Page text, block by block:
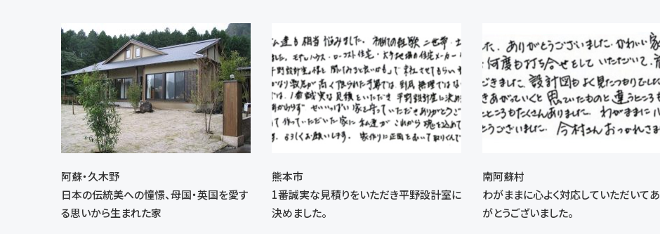
阿蘇・久木野
日本の伝統美への憧憬、母国・英国を愛す
る思いから生まれた家
熊本市
1番誠実な見積りをいただき平野設計室に
決めました。
南阿蘇村
わがままに心よく対応していただいて
がとうございました。